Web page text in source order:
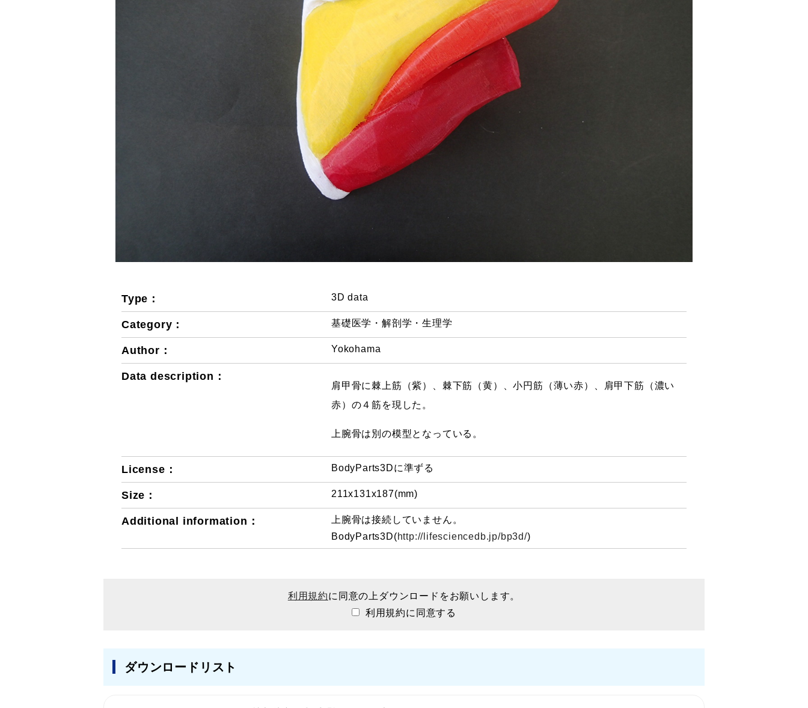
Type： 3D data
Category： 基礎医学・解剖学・生理学
Author： Yokohama
Data description：
肩甲骨に棘上筋（紫）、棘下筋（黄）、小円筋（薄い赤）、肩甲下筋（濃い
赤）の４筋を現した。
上腕骨は別の模型となっている。
License： BodyParts3Dに準ずる
Size： 211x131x187(mm)
Additional information：
上腕骨は接続していません。
BodyParts3D(http://lifesciencedb.jp/bp3d/)
利用規約に同意の上ダウンロードをお願いします。
利用規約に同意する
ダウンロードリスト